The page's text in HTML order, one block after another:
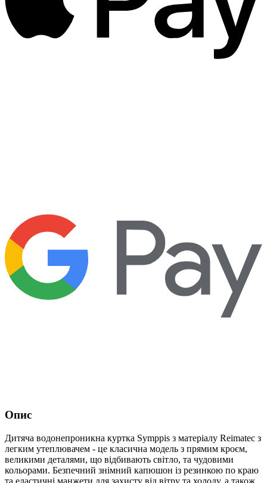
Опис
Дитяча водонепроникна куртка Symppis з матеріалу Reimatec з
легким утеплювачем - це класична модель з прямим кроєм,
великими деталями, що відбивають світло, та чудовими
кольорами. Безпечний знімний капюшон із резинкою по краю
та еластичні манжети для захисту від вітру та холоду, а також